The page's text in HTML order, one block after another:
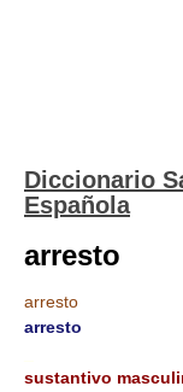
Diccionario
Española
arresto
arresto
arresto
sustantivo